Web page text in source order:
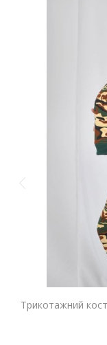
Трикотажний